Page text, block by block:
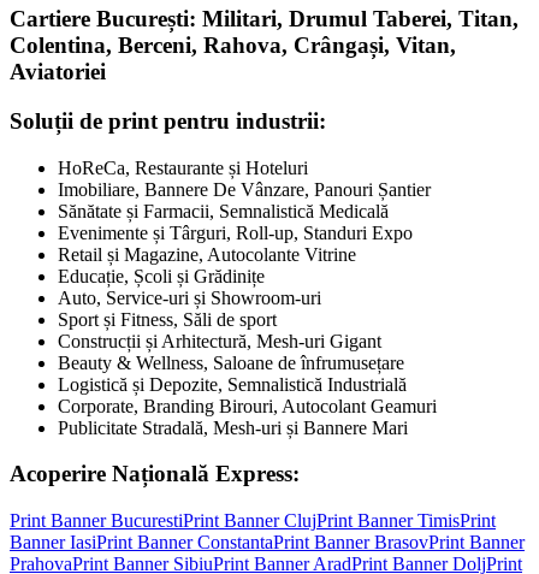
Cartiere București: Militari, Drumul Taberei, Titan,
Colentina, Berceni, Rahova, Crângași, Vitan,
Aviatoriei
Soluții de print pentru industrii:
HoReCa, Restaurante și Hoteluri
Imobiliare, Bannere De Vânzare, Panouri Șantier
Sănătate și Farmacii, Semnalistică Medicală
Evenimente și Târguri, Roll-up, Standuri Expo
Retail și Magazine, Autocolante Vitrine
Educație, Școli și Grădinițe
Auto, Service-uri și Showroom-uri
Sport și Fitness, Săli de sport
Construcții și Arhitectură, Mesh-uri Gigant
Beauty & Wellness, Saloane de înfrumusețare
Logistică și Depozite, Semnalistică Industrială
Corporate, Branding Birouri, Autocolant Geamuri
Publicitate Stradală, Mesh-uri și Bannere Mari
Acoperire Națională Express:
Print BannerBucurestiPrint BannerClujPrint BannerTimisPrint
BannerIasiPrint BannerConstantaPrint BannerBrasovPrint Banner
PrahovaPrint Banner SibiuPrint BannerAradPrint BannerDoljPrint